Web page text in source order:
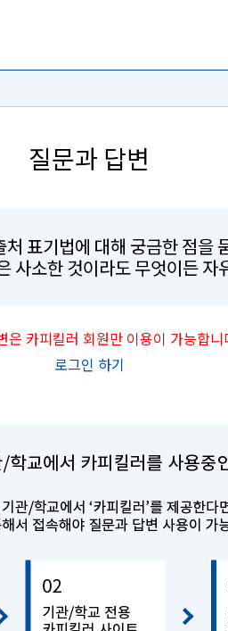
질문과 답변
표기법에 대해 궁금한 점을
사소한 것이라도 무엇이든 자
은 카피킬러 회원만 이용이 가능합니
로그인 하기